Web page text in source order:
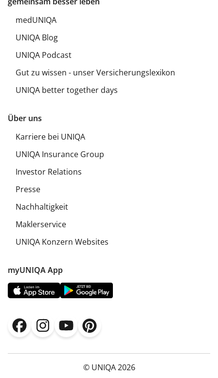
medUNIQA
UNIQA Blog
UNIQA Podcast
Gut zu wissen - unser Versicherungslexikon
UNIQA better together days
Über uns
Karriere bei UNIQA
UNIQA Insurance Group
Investor Relations
Presse
Nachhaltigkeit
Maklerservice
UNIQA Konzern Websites
myUNIQA App
© UNIQA 2026